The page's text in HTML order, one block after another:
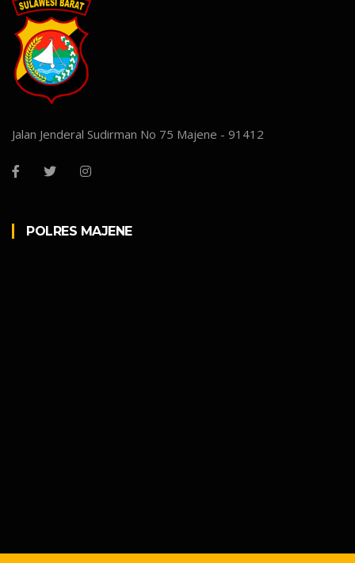
Jalan Jenderal Sudirman No 75 Majene - 91412
POLRES MAJENE